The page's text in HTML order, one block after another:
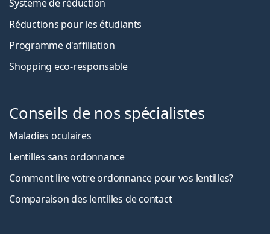
Systeme de réduction
Réductions pour les étudiants
Programme d'affiliation
Shopping eco-responsable
Conseils de nos spécialistes
Maladies oculaires
Lentilles sans ordonnance
Comment lire votre ordonnance pour vos lentilles?
Comparaison des lentilles de contact